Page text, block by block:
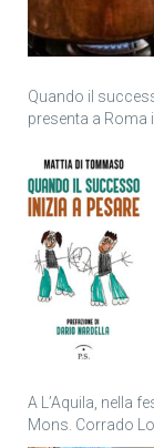
Quando il
presenta a Roma
A L’Aquila, nella
Mons. Corrado